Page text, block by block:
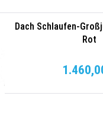
Dach Schlaufen-
Rot